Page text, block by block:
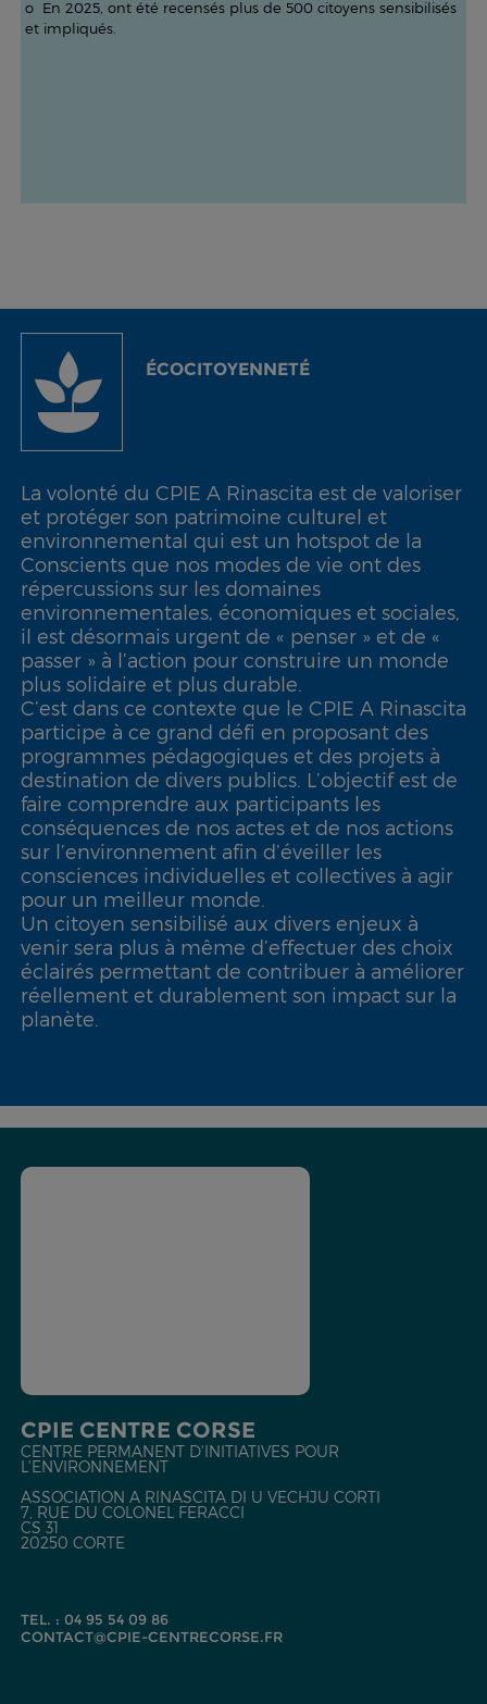
o En 2025, ont été recensés plus de 500 citoyens sensibilisés
et impliqués.
ÉCOCITOYENNETÉ
La volonté du CPIE A Rinascita est de valoriser
et protéger son patrimoine culturel et
environnemental qui est un hotspot de la
Conscients que nos modes de vie ont des
répercussions sur les domaines
environnementales, économiques et sociales,
il est désormais urgent de « penser » et de «
passer » à l’action pour construire un monde
plus solidaire et plus durable.
C’est dans ce contexte que le CPIE A Rinascita
participe à ce grand défi en proposant des
programmes pédagogiques et des projets à
destination de divers publics. L’objectif est de
faire comprendre aux participants les
conséquences de nos actes et de nos actions
sur l’environnement afin d’éveiller les
consciences individuelles et collectives à agir
pour un meilleur monde.
Un citoyen sensibilisé aux divers enjeux à
venir sera plus à même d’effectuer des choix
éclairés permettant de contribuer à améliorer
réellement et durablement son impact sur la
planète.
CPIE CENTRE CORSE
CENTRE PERMANENT D'INITIATIVES POUR
L'ENVIRONNEMENT
ASSOCIATION A RINASCITA DI U VECHJU CORTI
7, RUE DU COLONEL FERACCI
CS 31
20250 CORTE
TEL. : 04 95 54 09 86
CONTACT@CPIE-CENTRECORSE.FR